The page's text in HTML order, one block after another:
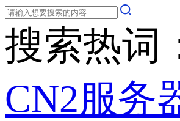
搜索热词
CN2服务